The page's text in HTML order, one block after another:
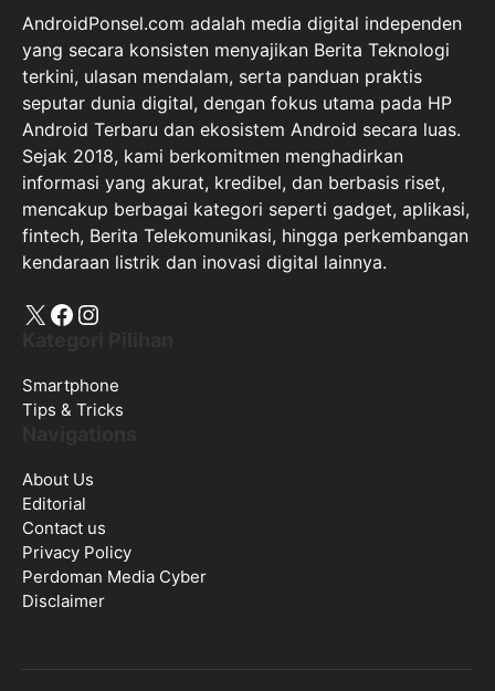
AndroidPonsel.com adalah media digital independen
yang secara konsisten menyajikan Berita Teknologi
terkini, ulasan mendalam, serta panduan praktis
seputar dunia digital, dengan fokus utama pada HP
Android Terbaru dan ekosistem Android secara luas.
Sejak 2018, kami berkomitmen menghadirkan
informasi yang akurat, kredibel, dan berbasis riset,
mencakup berbagai kategori seperti gadget, aplikasi,
fintech, Berita Telekomunikasi, hingga perkembangan
kendaraan listrik dan inovasi digital lainnya.
X Facebook
Instagram
Smartphone
Tips & Tricks
About Us
Editorial
Contact us
Privacy Policy
Perdoman Media Cyber
Disclaimer